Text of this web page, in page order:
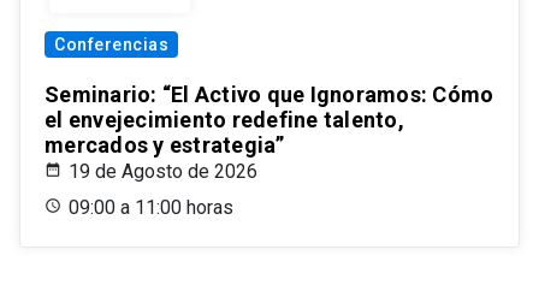
Conferencias
Seminario: “El Activo que Ignoramos: Cómo
el envejecimiento redefine talento,
mercados y estrategia”
19 de Agosto de 2026
09:00 a 11:00 horas